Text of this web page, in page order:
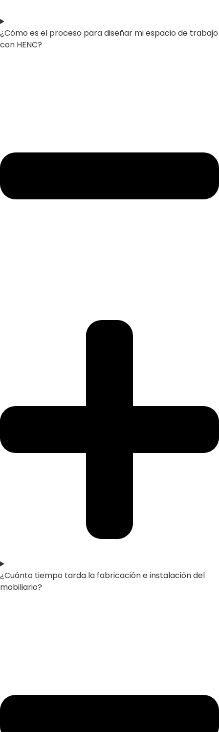
¿Cómo es el proceso para diseñar mi espacio de trabajo
con HENC?
¿Cuánto tiempo tarda la fabricación e instalación del
mobiliario?